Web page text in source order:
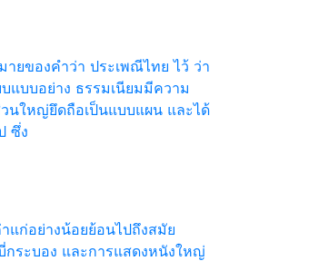
ของคำว่า ประเพณีไทย ไว้ ว่า
แบบอย่าง ธรรมเนียมมีความ
ใหญ่ยึดถือเป็นแบบแผน และได้
ซึ่ง
แก่อย่างน้อยย้อนไปถึงสมัย
ระบอง และการแสดงหนังใหญ่